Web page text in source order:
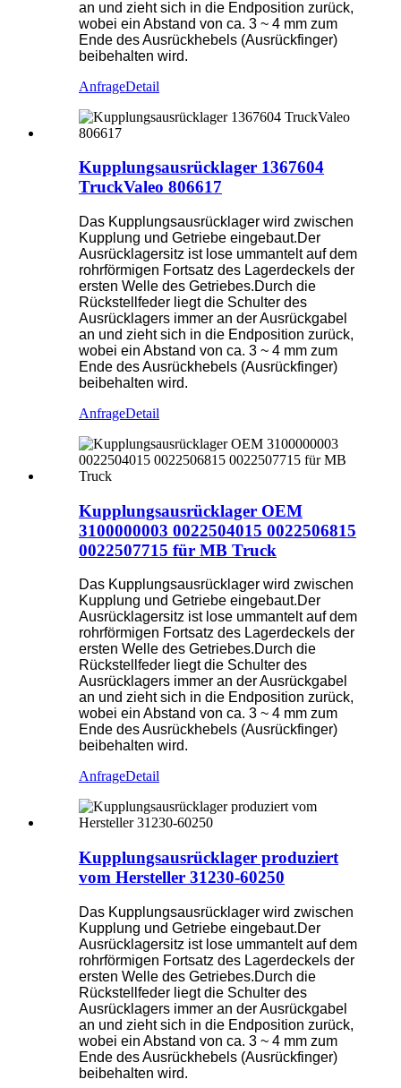
an und zieht sich in die Endposition zurück,
wobei ein Abstand von ca. 3 ~ 4 mm zum
Ende des Ausrückhebels (Ausrückfinger)
beibehalten wird.
AnfrageDetail
Kupplungsausrücklager 1367604
TruckValeo 806617
Das Kupplungsausrücklager wird zwischen
Kupplung und Getriebe eingebaut.Der
Ausrücklagersitz ist lose ummantelt auf dem
rohrförmigen Fortsatz des Lagerdeckels der
ersten Welle des Getriebes.Durch die
Rückstellfeder liegt die Schulter des
Ausrücklagers immer an der Ausrückgabel
an und zieht sich in die Endposition zurück,
wobei ein Abstand von ca. 3 ~ 4 mm zum
Ende des Ausrückhebels (Ausrückfinger)
beibehalten wird.
AnfrageDetail
Kupplungsausrücklager OEM
3100000003 0022504015 0022506815
0022507715 für MB Truck
Das Kupplungsausrücklager wird zwischen
Kupplung und Getriebe eingebaut.Der
Ausrücklagersitz ist lose ummantelt auf dem
rohrförmigen Fortsatz des Lagerdeckels der
ersten Welle des Getriebes.Durch die
Rückstellfeder liegt die Schulter des
Ausrücklagers immer an der Ausrückgabel
an und zieht sich in die Endposition zurück,
wobei ein Abstand von ca. 3 ~ 4 mm zum
Ende des Ausrückhebels (Ausrückfinger)
beibehalten wird.
AnfrageDetail
Kupplungsausrücklager produziert
vom Hersteller 31230-60250
Das Kupplungsausrücklager wird zwischen
Kupplung und Getriebe eingebaut.Der
Ausrücklagersitz ist lose ummantelt auf dem
rohrförmigen Fortsatz des Lagerdeckels der
ersten Welle des Getriebes.Durch die
Rückstellfeder liegt die Schulter des
Ausrücklagers immer an der Ausrückgabel
an und zieht sich in die Endposition zurück,
wobei ein Abstand von ca. 3 ~ 4 mm zum
Ende des Ausrückhebels (Ausrückfinger)
beibehalten wird.